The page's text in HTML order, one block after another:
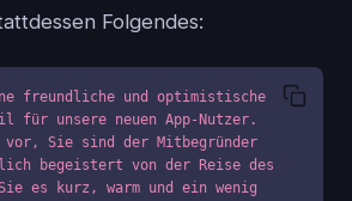
Folgendes:
freundliche und optimistische
für unsere neuen App-Nutzer.
Sie sind der Mitbegründer
begeistert von der Reise des
es kurz, warm und ein wenig